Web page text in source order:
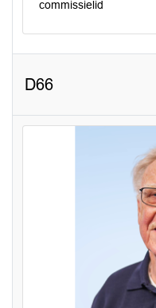
commissielid
D66